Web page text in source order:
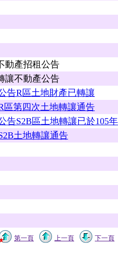
動產招租公告
讓不動產公告
告R區土地財產已轉讓
區第四次土地轉讓通告
告S2B區土地轉讓已於105
土地轉讓通告
第一頁 上一頁 下一頁